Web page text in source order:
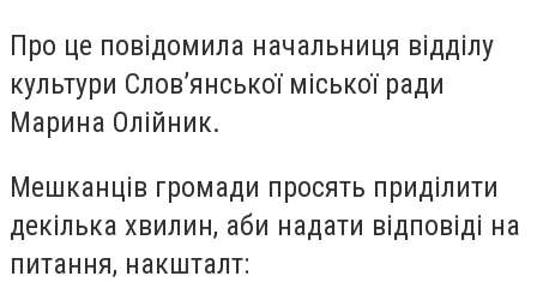
Про це повідомила начальниця відділу
культури Слов’янської міської ради
Марина Олійник.
Мешканців громади просять приділити
декілька хвилин, аби надати відповіді на
питання, накшталт: